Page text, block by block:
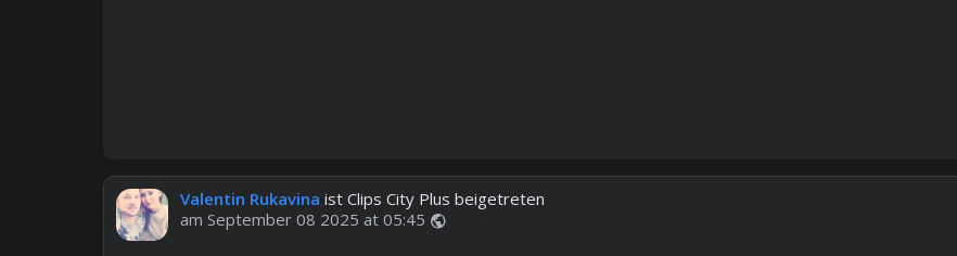
Valentin Rukavina ist Clips City Plus beigetreten
am September 08 2025 at 05:45 public